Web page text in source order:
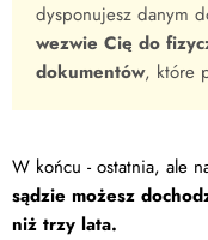
dysponujesz danym
wezwie Cię do
dokumentów, które
W końcu - ostatnia, ale
sądzie możesz
niż trzy lata.